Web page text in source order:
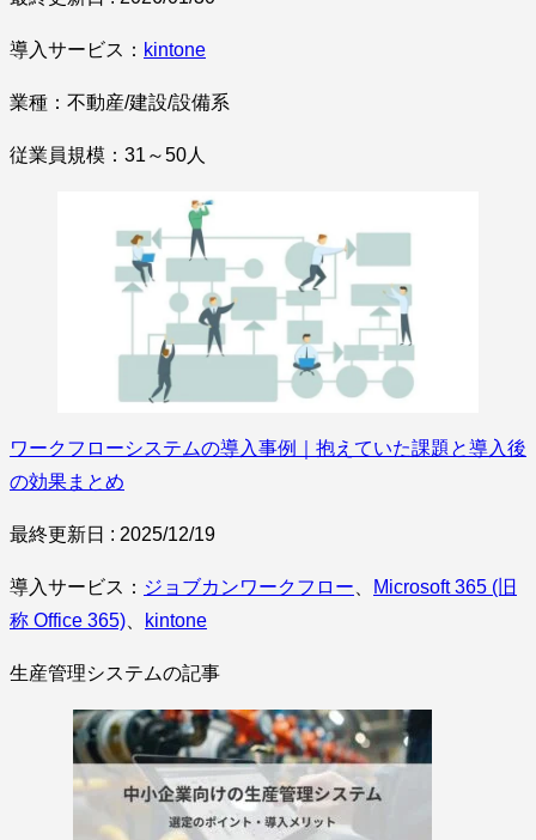
導入サービス： kintone
業種：不動産/建設/設備系
従業員規模：31～50人
ワークフローシステムの導入事例｜抱えていた課題と導入後
の効果まとめ
最終更新日 : 2025/12/19
導入サービス： ジョブカンワークフロー
Microsoft 365 (旧
称 Office 365)
kintone
生産管理システムの記事